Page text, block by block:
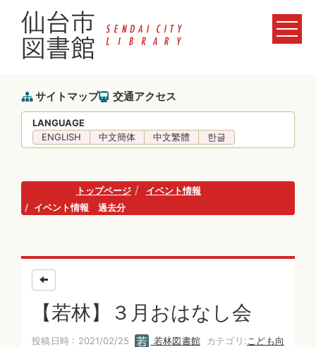
サイトマップ 交通アクセス
LANGUAGE
ENGLISH
中文簡体 中文繁體 한글
トップページ
イベント情報
イベント情報 過去分
【若林】３月おはなし会
投稿日時 : 2021/02/25 若林図書館 カテゴリ: こども向